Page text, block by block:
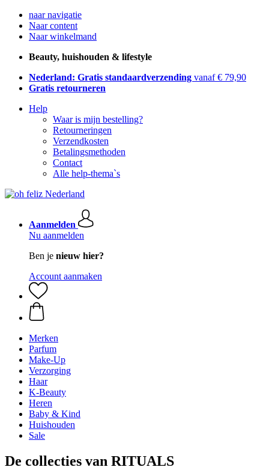
naar navigatie
Naar content
Naar winkelmand
Beauty, huishouden & lifestyle
Nederland: Gratis standaardverzending vanaf € 79,90
Gratis retourneren
Help
Waar is mijn bestelling?
Retourneringen
Verzendkosten
Betalingsmethoden
Contact
Alle help-thema`s
Aanmelden
Nu aanmelden
Ben je nieuw hier?
Account aanmaken
Merken
Parfum
Make-Up
Verzorging
Haar
K-Beauty
Heren
Baby & Kind
Huishouden
Sale
De collecties van RITUALS